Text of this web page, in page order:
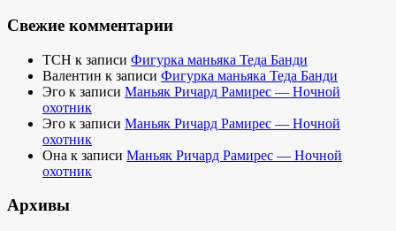
Свежие комментарии
TCH к записи Фигурка маньяка Теда Банди
Валентин к записи Фигурка маньяка Теда Банди
Эго к записи Маньяк Ричард Рамирес — Ночной
охотник
Эго к записи Маньяк Ричард Рамирес — Ночной
охотник
Она к записи Маньяк Ричард Рамирес — Ночной
охотник
Архивы